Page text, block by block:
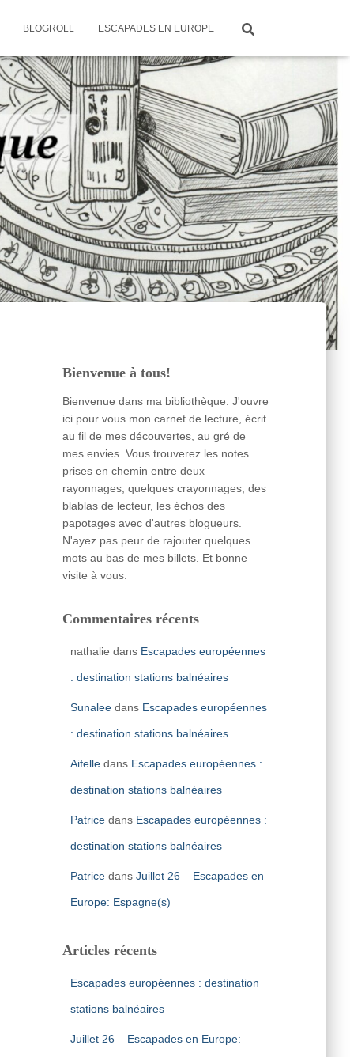
BLOGROLL ESCAPADES EN EUROPE
Bienvenue à tous!
Bienvenue dans ma bibliothèque. J'ouvre
ici pour vous mon carnet de lecture, écrit
au fil de mes découvertes, au gré de
mes envies. Vous trouverez les notes
prises en chemin entre deux
rayonnages, quelques crayonnages, des
blablas de lecteur, les échos des
papotages avec d'autres blogueurs.
N'ayez pas peur de rajouter quelques
mots au bas de mes billets. Et bonne
visite à vous.
Commentaires récents
nathalie dans Escapades européennes
: destination stations balnéaires
Sunaleedans Escapades européennes
: destination stations balnéaires
Aifelledans Escapades européennes :
destination stations balnéaires
Patricedans Escapades européennes :
destination stations balnéaires
Patricedans Juillet 26 – Escapades en
Europe: Espagne(s)
Articles récents
Escapades européennes : destination
stations balnéaires
Juillet 26 – Escapades en Europe: